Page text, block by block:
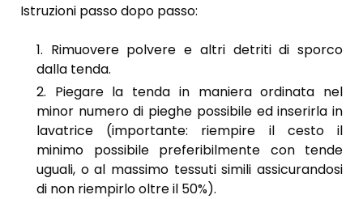
Istruzioni passo dopo passo:
Rimuovere polvere e altri detriti di sporco
dalla tenda.
Piegare la tenda in maniera ordinata nel
minor numero di pieghe possibile ed inserirla in
lavatrice (importante: riempire il cesto il
minimo possibile preferibilmente con tende
uguali, o al massimo tessuti simili assicurandosi
di non riempirlo oltre il 50%).